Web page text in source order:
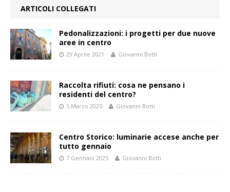
ARTICOLI COLLEGATI
Pedonalizzazioni: i progetti per due nuove
aree in centro
29 Aprile 2021 Giovanni Botti
Raccolta rifiuti: cosa ne pensano i
residenti del centro?
5 Marzo 2025 Giovanni Botti
Centro Storico: luminarie accese anche per
tutto gennaio
7 Gennaio 2025 Giovanni Botti